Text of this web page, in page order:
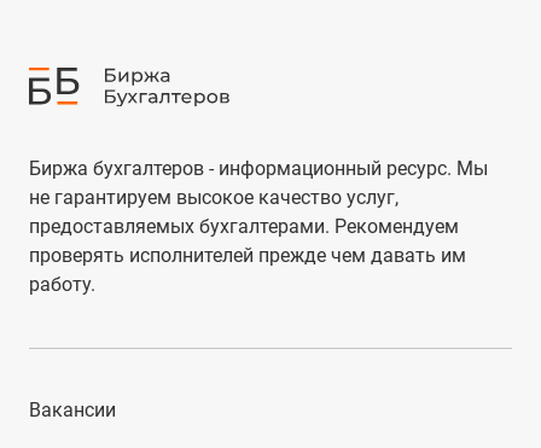
Биржа бухгалтеров - информационный ресурс. Мы
не гарантируем высокое качество услуг,
предоставляемых бухгалтерами. Рекомендуем
проверять исполнителей прежде чем давать им
работу.
Вакансии